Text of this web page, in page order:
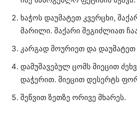
ხაჭოს დაუმატეთ კვერცხი,
მარილი. შაქარი შეგიძლიათ
კარგად მოურიეთ და
დამუშავებულ ცომს მიეცით
დაჭერით. მიეცით დესერტს
შეწვით ზეთზე ორივე მხარეს.